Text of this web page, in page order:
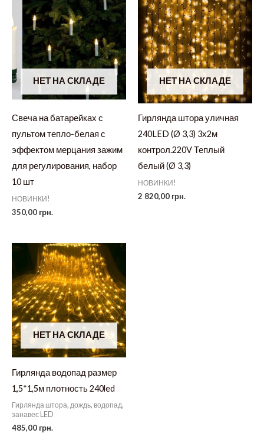
НЕТ НА СКЛАДЕ
Свеча на батарейках с
пультом тепло-белая с
эффектом мерцания зажим
для регулирования, набор
10 шт
НОВИНКИ!
350,00 грн.
НЕТ НА СКЛАДЕ
Гирлянда штора уличная
240LED (Ø 3,3) 3х2м
контрол.220V Теплый
белый (Ø 3,3)
НОВИНКИ!
2 820,00 грн.
НЕТ НА СКЛАДЕ
Гирлянда водопад размер
1,5*1,5м плотность 240led
Гирлянда штора, дождь, водопад,
занавес LED
485,00 грн.